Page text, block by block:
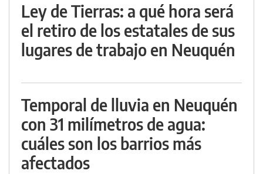
Ley de Tierras: a qué hora será
el retiro de los estatales de sus
lugares de trabajo en Neuquén
Temporal de lluvia en Neuquén
con 31 milímetros de agua:
cuáles son los barrios más
afectados